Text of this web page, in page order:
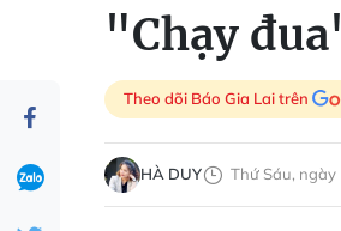
"Chạy
Theo dõi Báo Gia Lai trên
HÀ DUY Thứ Sáu,